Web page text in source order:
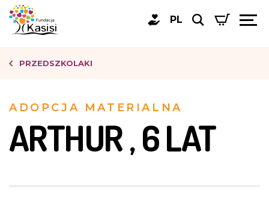
PL
PRZEDSZKOLAKI
ADOPCJA MATERIALNA
ARTHUR , 6 LAT